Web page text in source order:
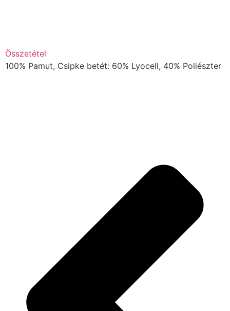
Összetétel
100% Pamut, Csipke betét: 60% Lyocell, 40% Poliészter